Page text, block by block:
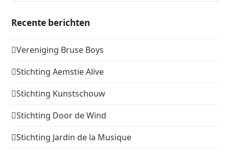
Recente berichten
Vereniging Bruse Boys
Stichting Aemstie Alive
Stichting Kunstschouw
Stichting Door de Wind
Stichting Jardin de la Musique